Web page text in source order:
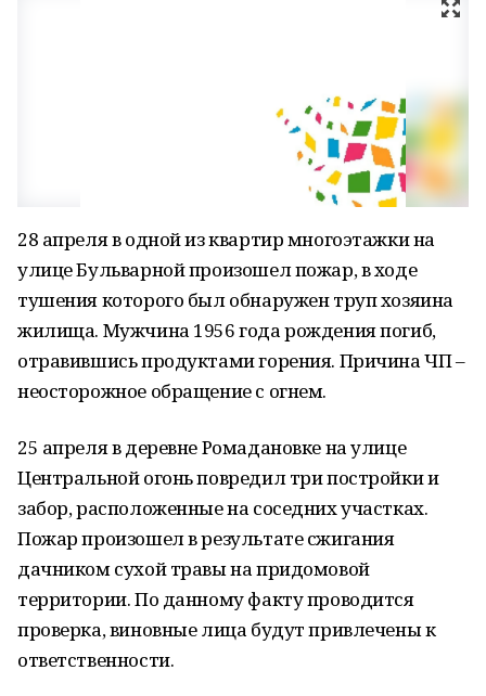
28 апреля в одной из квартир многоэтажки на
улице Бульварной произошел пожар, в ходе
тушения которого был обнаружен труп хозяина
жилища. Мужчина 1956 года рождения погиб,
отравившись продуктами горения. Причина ЧП –
неосторожное обращение с огнем.
25 апреля в деревне Ромадановке на улице
Центральной огонь повредил три постройки и
забор, расположенные на соседних участках.
Пожар произошел в результате сжигания
дачником сухой травы на придомовой
территории. По данному факту проводится
проверка, виновные лица будут привлечены к
ответственности.